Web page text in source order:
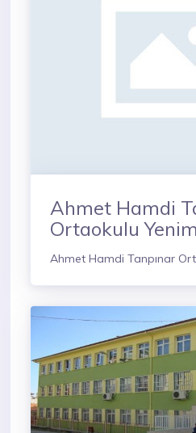
Ahmet Hamdi
Ortaokulu
Ahmet Hamdi Tanpınar